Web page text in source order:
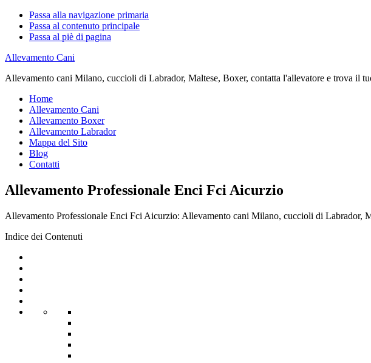
Passa alla navigazione primaria
Passa al contenuto principale
Passa al piè di pagina
Allevamento Cani
Allevamento cani Milano, cuccioli di Labrador, Maltese, Boxer, contatta l'allevatore e trova il
Home
Allevamento Cani
Allevamento Boxer
Allevamento Labrador
Mappa del Sito
Blog
Contatti
Allevamento Professionale Enci Fci Aicurzio
Allevamento Professionale Enci Fci Aicurzio: Allevamento cani Milano, cuccioli di Labrador,
Indice dei Contenuti